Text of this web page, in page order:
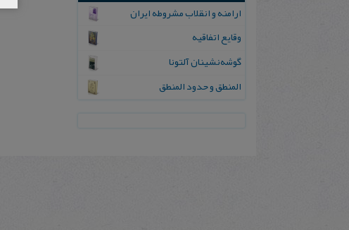
ارامنه و انقلاب مشروطه ایران
وقایع اتفاقیه
گوشه‌نشینان آلتونا
المنطق و حدود المنطق